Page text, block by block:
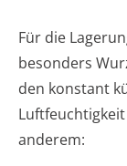
Für die
besonders
den konstant
anderem: